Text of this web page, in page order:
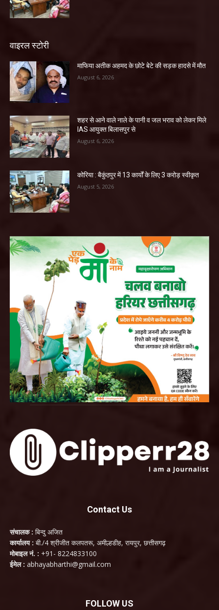
वाइरल स्टोरी
माफिया अतीक अहमद के छोटे बेटे की सड़क हादसे में मौत
August 6, 2026
शहर से आने वाले नाले के पानी व जल भराव को लेकर मिले
IAS आयुक्त बिलासपुर से
August 6, 2026
कोरिया : बैकुंठपुर में 13 कार्यों के लिए 3 करोड़ स्वीकृत
August 5, 2026
Contact Us
संचालक : बिन्दु अजित
कार्यालय : बी./4 श्रीजीत कलपतरू, अमील्हडीह, रायपुर, छत्तीसगढ़
मोबाइल नं. : +91- 8224833100
ईमेल : abhayabharthi@gmail.com
FOLLOW US